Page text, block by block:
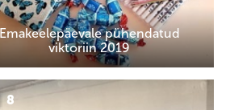
Emakeelepäevale pühendatud
viktoriin 2019
8